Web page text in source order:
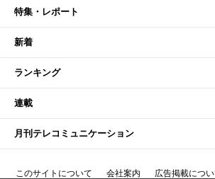
特集・レポート
新着
ランキング
連載
月刊テレコミュニケーション
このサイトについて 会社案内 広告掲載につ